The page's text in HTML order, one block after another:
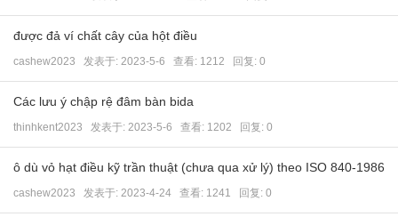
được đả ví chất cây của hột điều
cashew2023 发表于: 2023-5-6 查看: 1212 回复: 0
Các lưu ý chập rệ đâm bàn bida
thinhkent2023 发表于: 2023-5-6 查看: 1202 回复: 0
ô dù vỏ hạt điều kỹ trần thuật (chưa qua xử lý) theo ISO 840-1986
cashew2023 发表于: 2023-4-24 查看: 1241 回复: 0